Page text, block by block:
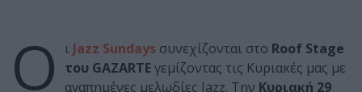
Ο ι Jazz Sundays συνεχίζονται στο Roof Stage
του GAZARTEγεμίζοντας τις Κυριακές μας με
αγαπημένες μελωδίες Jazz. Την Κυριακή 29